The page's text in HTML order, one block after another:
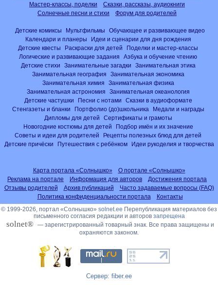
Мастер-классы, поделки
Сказки, рассказы, аудиокниги
Солнечные песни и стихи
Форум для родителей
Детские комиксы Мультфильмы
Обучающее и развивающее видео
Календари и планеры
Идеи и сценарии для дня рождения
Детские квесты
Раскраски для детей
Поделки и мастер-классы
Логические и развивающие задания
Азбука и обучение чтению
Детские стихи
Занимательные загадки
Занимательная этика
Занимательная география
Занимательная экономика
Занимательная химия
Занимательная физика
Занимательная астрономия
Занимательная океанология
Детские частушки
Песни с нотами
Сказки в аудиоформате
Стенгазеты и бланки
Портфолио (до)школьника
Медали и награды
Дипломы для детей
Сертификаты и грамоты
Новогодние костюмы для детей
Подбор имён и их значение
Советы и идеи для родителей
Рецепты полезных блюд для детей
Детские причёски
Путешествия с ребёнком Идеи рукоделия и творчества
Карта портала «Солнышко»
О портале «Солнышко»
Реклама на портале
Информация для авторов
Достижения портала
Отзывы родителей
Архив публикаций
Часто задаваемые вопросы (FAQ)
Политика конфиденциальности портала
Контакты
© 1999-2026, портал «Солнышко» solnet.ee Перепубликация материалов без
письменного согласия редакции и авторов запрещена
solnet® — зарегистрированный товарный знак. Все права защищены и
охраняются законом.
Сервер: fiber.ee